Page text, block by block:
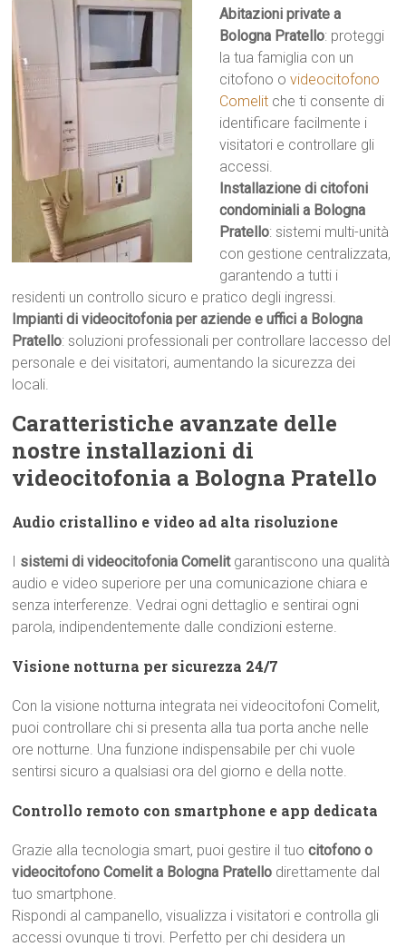
Abitazioni private a
Bologna Pratello: proteggi
la tua famiglia con un
citofono ovideocitofono
Comelit che ti consente di
identificare facilmente i
visitatori e controllare gli
accessi.
Installazione di citofoni
condominiali a Bologna
Pratello: sistemi multi-unità
con gestione centralizzata,
garantendo a tutti i
residenti un controllo sicuro e pratico degli ingressi.
Impianti di videocitofonia per aziende e uffici a Bologna
Pratello: soluzioni professionali per controllare laccesso del
personale e dei visitatori, aumentando la sicurezza dei
locali.
Caratteristiche avanzate delle
nostre installazioni di
videocitofonia a Bologna Pratello
Audio cristallino e video ad alta risoluzione
I sistemi di videocitofonia Comelitgarantiscono una qualità
audio e video superiore per una comunicazione chiara e
senza interferenze. Vedrai ogni dettaglio e sentirai ogni
parola, indipendentemente dalle condizioni esterne.
Visione notturna per sicurezza 24/7
Con la visione notturna integrata nei videocitofoni Comelit,
puoi controllare chi si presenta alla tua porta anche nelle
ore notturne. Una funzione indispensabile per chi vuole
sentirsi sicuro a qualsiasi ora del giorno e della notte.
Controllo remoto con smartphone e app dedicata
Grazie alla tecnologia smart, puoi gestire il tuocitofono o
videocitofono Comelit a Bologna Pratello direttamente dal
tuo smartphone.
Rispondi al campanello, visualizza i visitatori e controlla gli
accessi ovunque ti trovi. Perfetto per chi desidera un